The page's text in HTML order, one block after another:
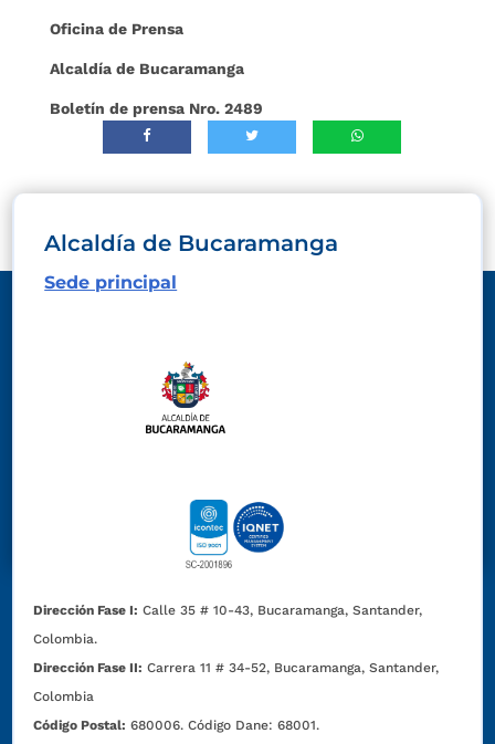
Oficina de Prensa
Alcaldía de Bucaramanga
Boletín de prensa Nro. 2489
Alcaldía de Bucaramanga
Sede principal
Dirección Fase I: Calle 35 # 10-43, Bucaramanga, Santander,
Colombia.
Dirección Fase II: Carrera 11 # 34-52, Bucaramanga, Santander,
Colombia
Código Postal: 680006. Código Dane: 68001.